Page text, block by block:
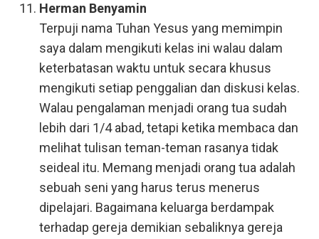
Herman Benyamin
Terpuji nama Tuhan Yesus yang memimpin
saya dalam mengikuti kelas ini walau dalam
keterbatasan waktu untuk secara khusus
mengikuti setiap penggalian dan diskusi kelas.
Walau pengalaman menjadi orang tua sudah
lebih dari 1/4 abad, tetapi ketika membaca dan
melihat tulisan teman-teman rasanya tidak
seideal itu. Memang menjadi orang tua adalah
sebuah seni yang harus terus menerus
dipelajari. Bagaimana keluarga berdampak
terhadap gereja demikian sebaliknya gereja